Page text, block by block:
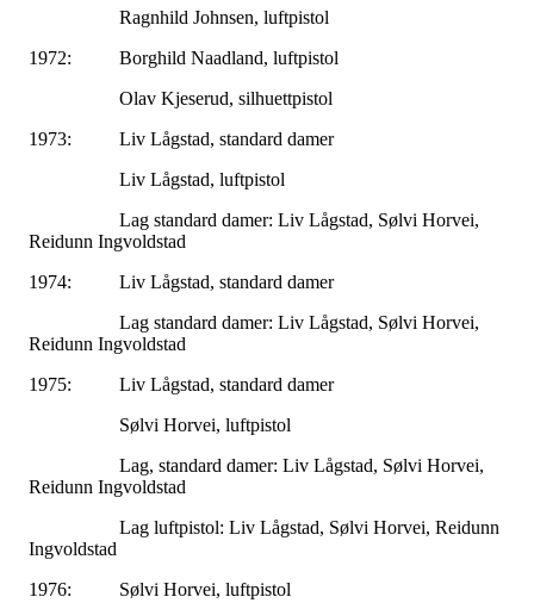
Ragnhild Johnsen, luftpistol
1972: Borghild Naadland, luftpistol
Olav Kjeserud, silhuettpistol
1973: Liv Lågstad, standard damer
Liv Lågstad, luftpistol
Lag standard damer: Liv Lågstad, Sølvi Horvei,
Reidunn Ingvoldstad
1974: Liv Lågstad, standard damer
Lag standard damer: Liv Lågstad, Sølvi Horvei,
Reidunn Ingvoldstad
1975: Liv Lågstad, standard damer
Sølvi Horvei, luftpistol
Lag, standard damer: Liv Lågstad, Sølvi Horvei,
Reidunn Ingvoldstad
Lag luftpistol: Liv Lågstad, Sølvi Horvei, Reidunn
Ingvoldstad
1976: Sølvi Horvei, luftpistol